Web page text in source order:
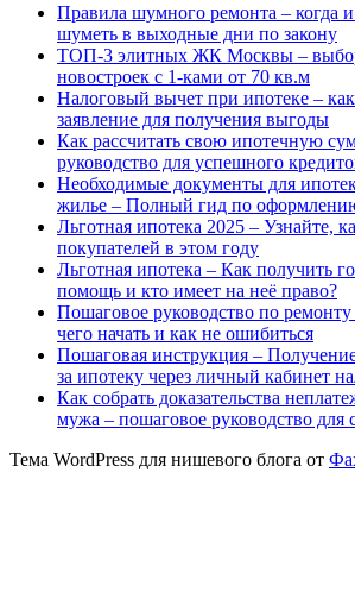
Правила шумного ремонта – когда
шуметь в выходные дни по закону
ТОП-3 элитных ЖК Москвы –
новостроек с 1-ками от 70 кв.м
Налоговый вычет при ипотеке – как
заявление для получения выгоды
Как рассчитать свою ипотечную
руководство для успешного
Необходимые документы для
жилье – Полный гид по
Льготная ипотека 2025 – Узнайте,
покупателей в этом году
Льготная ипотека – Как получить
помощь и кто имеет на неё право?
Пошаговое руководство по ремонту
чего начать и как не ошибиться
Пошаговая инструкция –
за ипотеку через личный кабинет
Как собрать доказательства
мужа – пошаговое руководство для
Тема WordPress для нишевого блога от